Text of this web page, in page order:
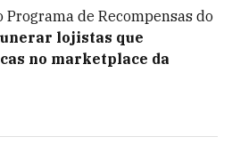
de Recompensas do
lojistas que
no marketplace da